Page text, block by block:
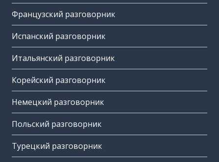
Французский разговорник
Испанский разговорник
Итальянский разговорник
Корейский разговорник
Немецкий разговорник
Польский разговорник
Турецкий разговорник